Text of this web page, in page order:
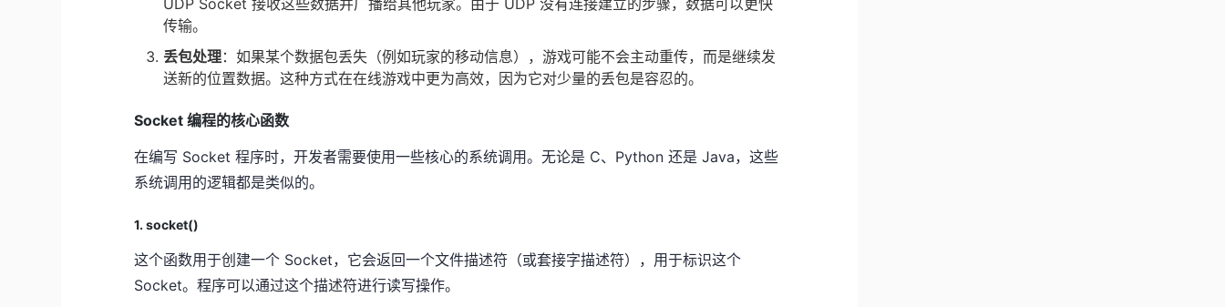
UDP Socket 接收这些数据并广播给其他玩家。由于 UDP 没有连接建立的步骤，数据可以更快
传输。
丢包处理：如果某个数据包丢失（例如玩家的移动信息），游戏可能不会主动重传，而是继续发
送新的位置数据。这种方式在在线游戏中更为高效，因为它对少量的丢包是容忍的。
Socket 编程的核心函数
在编写 Socket 程序时，开发者需要使用一些核心的系统调用。无论是 C、Python 还是 Java，这些
系统调用的逻辑都是类似的。
1. socket()
这个函数用于创建一个 Socket，它会返回一个文件描述符（或套接字描述符），用于标识这个
Socket。程序可以通过这个描述符进行读写操作。